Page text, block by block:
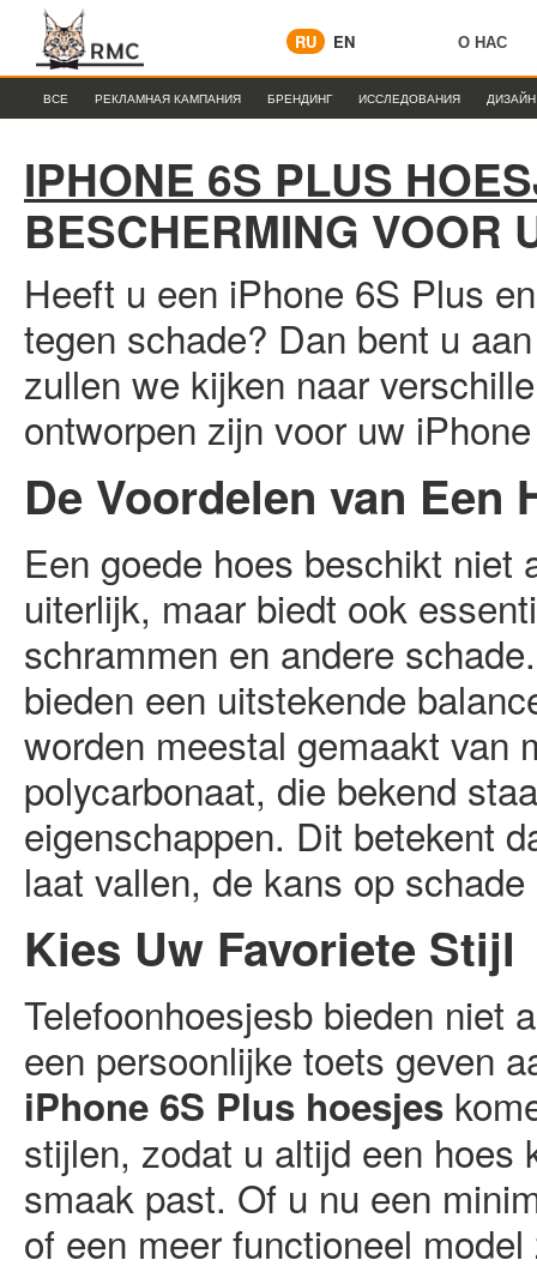
EN
RU О НАС
ВСЕ РЕКЛАМНАЯ КАМПАНИЯ БРЕНДИНГ ИССЛЕДОВАНИЯ ДИЗАЙН
IPHONE 6S PLUS
BESCHERMING VOOR
Heeft u een iPhone 6S Plus
tegen schade? Dan bent u
zullen we kijken naar
ontworpen zijn voor uw
De Voordelen van Een
Een goede hoes beschikt niet
uiterlijk, maar biedt ook
schrammen en andere
bieden een uitstekende
worden meestal gemaakt van
polycarbonaat, die bekend
eigenschappen. Dit betekent
laat vallen, de kans op
Kies Uw Favoriete Stijl
Telefoonhoesjesb bieden niet
een persoonlijke toets geven
iPhone 6S Plus hoesjes
stijlen, zodat u altijd een hoes
smaak past. Of u nu een
of een meer functioneel